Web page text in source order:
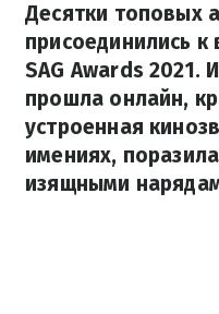
Десятки топовых
присоединились
SAG Awards 2021.
прошла онлайн,
устроенная
имениях,
изящными